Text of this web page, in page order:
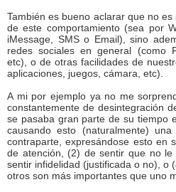
También es bueno aclarar que no
de este comportamiento (sea por
iMessage, SMS o Email), sino
redes sociales en general (como
etc), o de otras facilidades de
aplicaciones, juegos, cámara, etc).
A mi por ejemplo ya no me
constantemente de desintegración
se pasaba gran parte de su tiempo
causando esto (naturalmente)
contraparte, expresándose esto en
de atención, (2) de sentir que no
sentir infidelidad (justificada o no), o
otros son más importantes que uno